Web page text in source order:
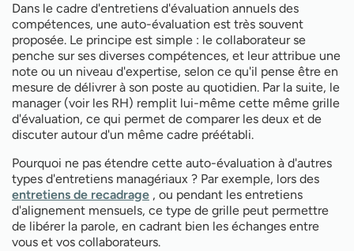
Dans le cadre d'entretiens d'évaluation annuels des
compétences, une auto-évaluation est très souvent
proposée. Le principe est simple : le collaborateur se
penche sur ses diverses compétences, et leur attribue une
note ou un niveau d'expertise, selon ce qu'il pense être en
mesure de délivrer à son poste au quotidien. Par la suite, le
manager (voir les RH) remplit lui-même cette même grille
d'évaluation, ce qui permet de comparer les deux et de
discuter autour d'un même cadre préétabli.
Pourquoi ne pas étendre cette auto-évaluation à d'autres
types d'entretiens managériaux ? Par exemple, lors des
entretiens de recadrage , ou pendant les entretiens
d'alignement mensuels, ce type de grille peut permettre
de libérer la parole, en cadrant bien les échanges entre
vous et vos collaborateurs.